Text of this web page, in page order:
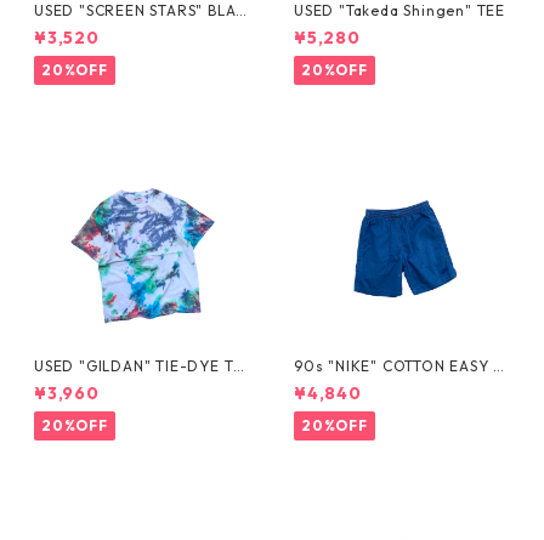
USED "SCREEN STARS" BLAN
K TEE
¥3,520
20%OFF
USED "Takeda Shingen" TEE
¥5,280
20%OFF
USED "GILDAN" TIE-DYE TE
E
¥3,960
20%OFF
90s "NIKE" COTTON EASY S
HORTS
¥4,840
20%OFF